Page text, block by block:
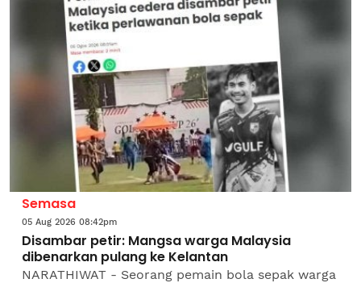
Semasa
05 Aug 2026 08:42pm
Disambar petir: Mangsa warga Malaysia
dibenarkan pulang ke Kelantan
NARATHIWAT - Seorang pemain bola sepak warga